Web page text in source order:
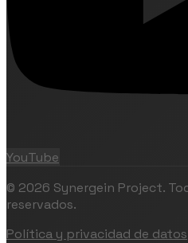
YouTube
© 2026 Synergein Project.
reservados.
Política y privacidad de datos